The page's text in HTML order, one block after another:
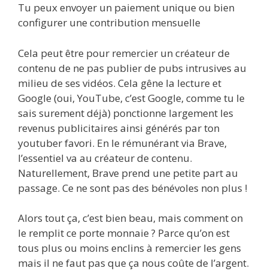
Tu peux envoyer un paiement unique ou bien
configurer une contribution mensuelle
Cela peut être pour remercier un créateur de
contenu de ne pas publier de pubs intrusives au
milieu de ses vidéos. Cela gêne la lecture et
Google (oui, YouTube, c’est Google, comme tu le
sais surement déjà) ponctionne largement les
revenus publicitaires ainsi générés par ton
youtuber favori. En le rémunérant via Brave,
l’essentiel va au créateur de contenu.
Naturellement, Brave prend une petite part au
passage. Ce ne sont pas des bénévoles non plus !
Alors tout ça, c’est bien beau, mais comment on
le remplit ce porte monnaie ? Parce qu’on est
tous plus ou moins enclins à remercier les gens
mais il ne faut pas que ça nous coûte de l’argent.